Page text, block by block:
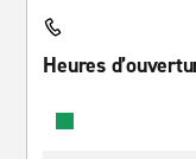
Heures